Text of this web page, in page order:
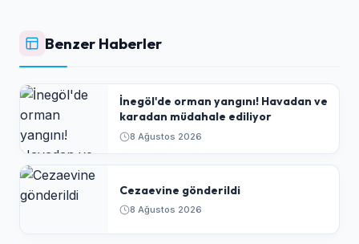
Benzer Haberler
İnegöl'de orman yangını! Havadan ve
karadan müdahale ediliyor
8 Ağustos 2026
Cezaevine gönderildi
8 Ağustos 2026